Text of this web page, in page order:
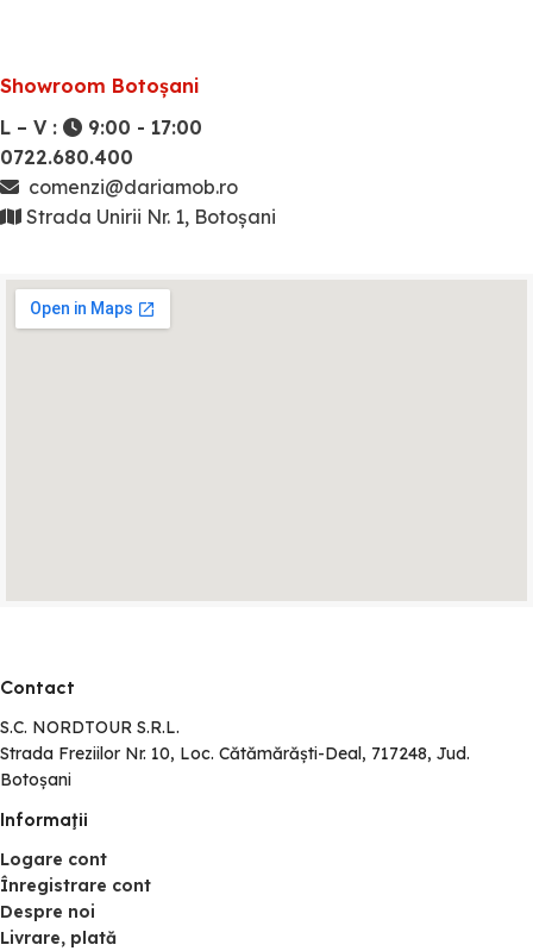
Showroom Botoșani
L – V :
9:00 - 17:00
0722.680.400
comenzi@dariamob.ro
Strada Unirii Nr. 1, Botoșani
Contact
S.C. NORDTOUR S.R.L.
Strada Freziilor Nr. 10, Loc. Cătămărăști-Deal, 717248, Jud.
Botoșani
Informaţii
Logare cont
Înregistrare cont
Despre noi
Livrare, plată